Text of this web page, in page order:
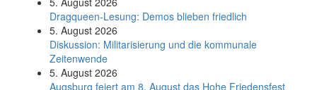
Dragqueen-Lesung: Demos blieben friedlich
5. August 2026
Diskussion: Mi­li­ta­ri­sie­rung und die kommunale
Zeitenwende
5. August 2026
Augsburg feiert am 8. August das Hohe Friedensfest